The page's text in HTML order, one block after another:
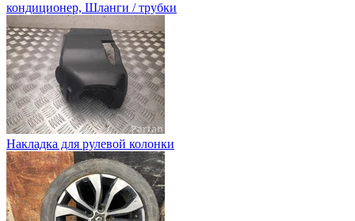
кондиционер, Шланги / трубки
Накладка для рулевой колонки